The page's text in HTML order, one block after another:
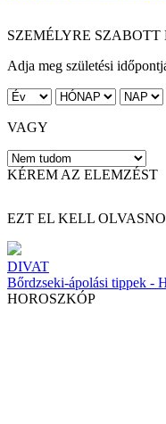
SZEMÉLYRE SZABOTT
Adja meg születési
VAGY
KÉREM AZ ELEMZÉST
EZT EL KELL
DIVAT
Bőrdzseki-ápolási tippek -
HOROSZKÓP